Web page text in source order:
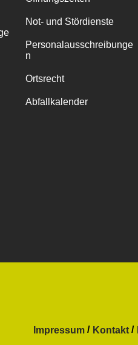
Not- und Stördienste
Personalausschreibunge
n
Ortsrecht
Abfallkalender
Impressum Kontakt